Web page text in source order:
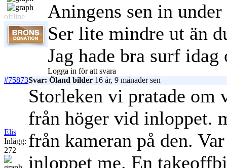
offline
Aningens sen in
Ser lite mindre ut än
Jag hade bra surf
Logga in för att svara
#75873Svar: Öland bilder 16 år, 9 månader sen
Elis
Inlägg:
272
Storleken vi pratade om
från höger vid inloppet.
från kameran på den.
inloppet me. En